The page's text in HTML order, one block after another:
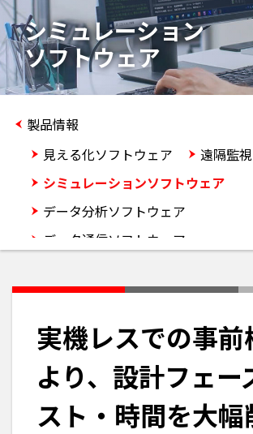
シミュレーション
ソフトウェア
製品情報
見える化ソフトウェア
遠隔監
シミュレーションソフトウェア
データ分析ソフトウェア
データ通信ソフトウェア
画像処理ソフトウェア
実機レスでの事前
より、設計フェー
スト・時間を大幅